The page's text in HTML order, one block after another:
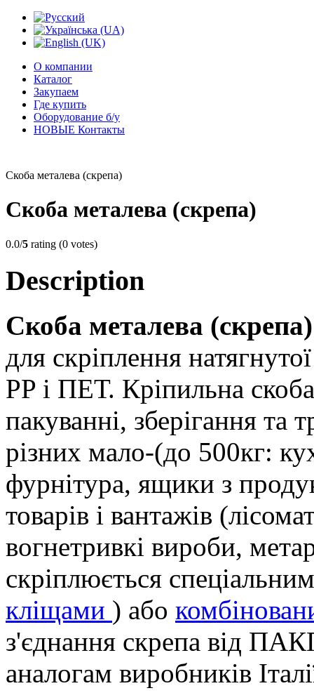
О компании
Каталог
Закупаем
Где купить
Оборудование б/у
НОВЫЕ Контакты
Скоба металева (скрепа)
Скоба металева (скрепа)
0.0/5 rating (0 votes)
Description
Скоба металева (скрепа)
для скріплення
PP і ПЕТ. Кріпильна
пакуванні, зберігання та
різних мало-(до 500кг:
фурнітура, ящики з
товарів і вантажів
вогнетривкі вироби,
скріплюється
кліщами ) або
з'єднання скрепа від
аналогам виробників